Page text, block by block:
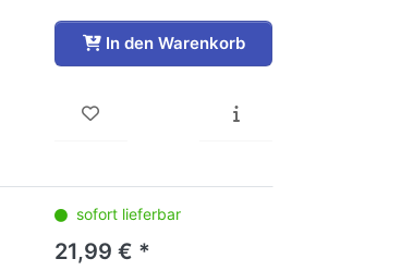
In den Warenkorb
sofort lieferbar
21,99 € *